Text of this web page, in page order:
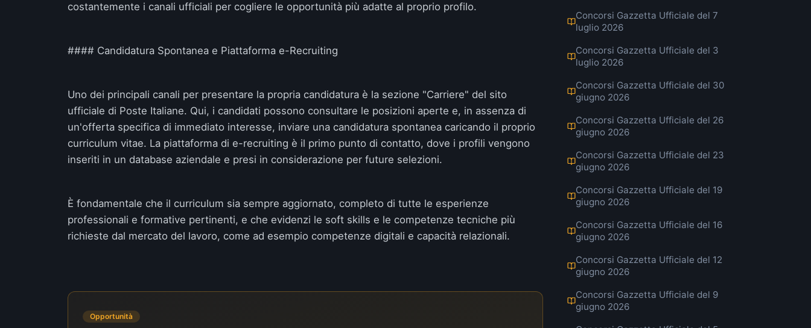
costantemente i canali ufficiali per cogliere le opportunità più adatte al proprio profilo.
#### Candidatura Spontanea e Piattaforma e-Recruiting
Uno dei principali canali per presentare la propria candidatura è la sezione "Carriere" del sito
ufficiale di Poste Italiane. Qui, i candidati possono consultare le posizioni aperte e, in assenza di
un'offerta specifica di immediato interesse, inviare una candidatura spontanea caricando il proprio
curriculum vitae. La piattaforma di e-recruiting è il primo punto di contatto, dove i profili vengono
inseriti in un database aziendale e presi in considerazione per future selezioni.
È fondamentale che il curriculum sia sempre aggiornato, completo di tutte le esperienze
professionali e formative pertinenti, e che evidenzi le soft skills e le competenze tecniche più
richieste dal mercato del lavoro, come ad esempio competenze digitali e capacità relazionali.
Opportunità
Concorsi Gazzetta Ufficiale del 7
luglio 2026
Concorsi Gazzetta Ufficiale del 3
luglio 2026
Concorsi Gazzetta Ufficiale del 30
giugno 2026
Concorsi Gazzetta Ufficiale del 26
giugno 2026
Concorsi Gazzetta Ufficiale del 23
giugno 2026
Concorsi Gazzetta Ufficiale del 19
giugno 2026
Concorsi Gazzetta Ufficiale del 16
giugno 2026
Concorsi Gazzetta Ufficiale del 12
giugno 2026
Concorsi Gazzetta Ufficiale del 9
giugno 2026